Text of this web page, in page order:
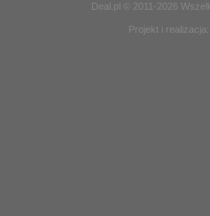
Deal.pl © 2011-2026
Projekt i realizacja: